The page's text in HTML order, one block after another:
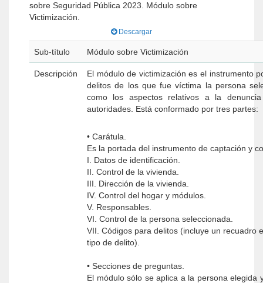
sobre Seguridad Pública 2023. Módulo sobre
Victimización.
Descargar
Sub-título Módulo sobre Victimización
Descripción
El módulo de victimización es el instrumento
delitos de los que fue víctima la persona
como los aspectos relativos a la
autoridades. Está conformado por tres partes:
• Carátula.
Es la portada del instrumento de captación y
I. Datos de identificación.
II. Control de la vivienda.
III. Dirección de la vivienda.
IV. Control del hogar y módulos.
V. Responsables.
VI. Control de la persona seleccionada.
VII. Códigos para delitos (incluye un recuadro
tipo de delito).
• Secciones de preguntas.
El módulo sólo se aplica a la persona